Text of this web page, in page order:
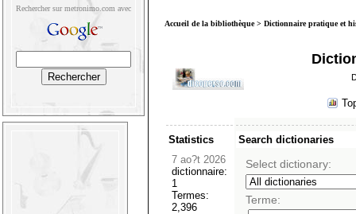
Rechercher sur metronimo.com avec
Accueil de la bibliothèque> Dictionnaire pratique et
Statistics
7 ao?t 2026
dictionnaire:
1
Termes:
2,396
Search dictionaries
Select dictionary:
Terme: